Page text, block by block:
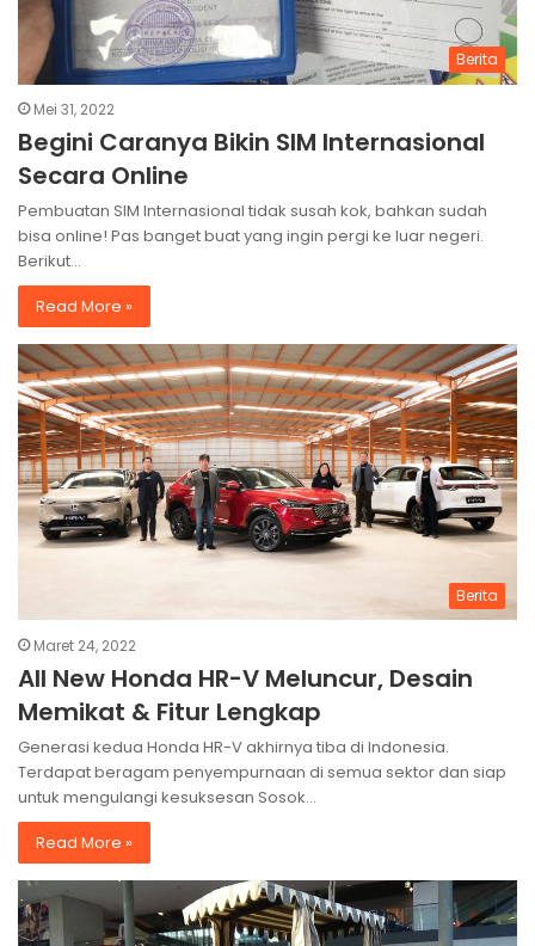
Berita
Mei 31, 2022
Begini Caranya Bikin SIM Internasional
Secara Online
Pembuatan SIM Internasional tidak susah kok, bahkan sudah
bisa online! Pas banget buat yang ingin pergi ke luar negeri.
Berikut…
Read More »
Berita
Maret 24, 2022
All New Honda HR-V Meluncur, Desain
Memikat & Fitur Lengkap
Generasi kedua Honda HR-V akhirnya tiba di Indonesia.
Terdapat beragam penyempurnaan di semua sektor dan siap
untuk mengulangi kesuksesan Sosok…
Read More »